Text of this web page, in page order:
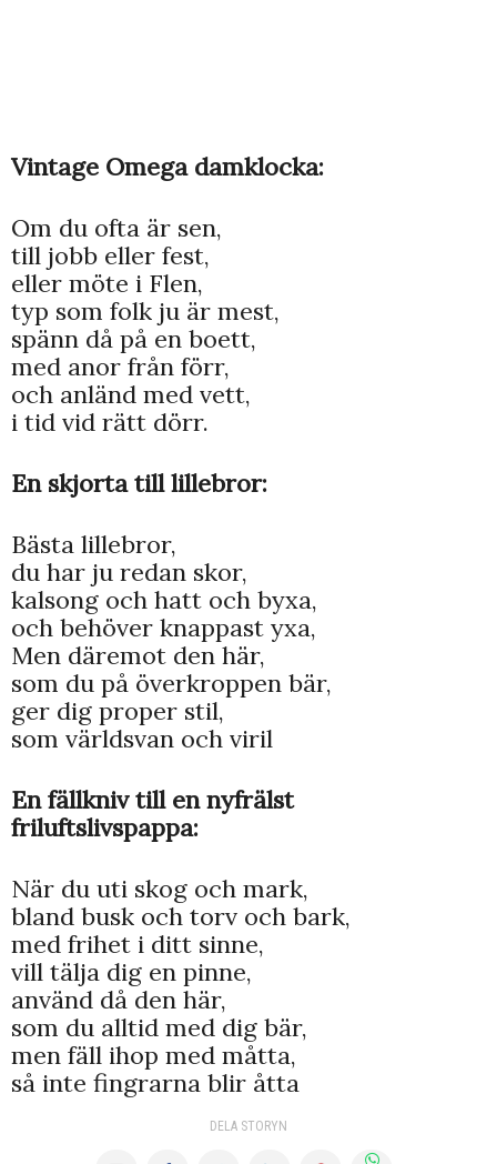
Vintage Omega damklocka:
Om du ofta är sen,
till jobb eller fest,
eller möte i Flen,
typ som folk ju är mest,
spänn då på en boett,
med anor från förr,
och anländ med vett,
i tid vid rätt dörr.
En skjorta till lillebror:
Bästa lillebror,
du har ju redan skor,
kalsong och hatt och byxa,
och behöver knappast yxa,
Men däremot den här,
som du på överkroppen bär,
ger dig proper stil,
som världsvan och viril
En fällkniv till en nyfrälst
friluftslivspappa:
När du uti skog och mark,
bland busk och torv och bark,
med frihet i ditt sinne,
vill tälja dig en pinne,
använd då den här,
som du alltid med dig bär,
men fäll ihop med måtta,
så inte fingrarna blir åtta
DELA STORYN